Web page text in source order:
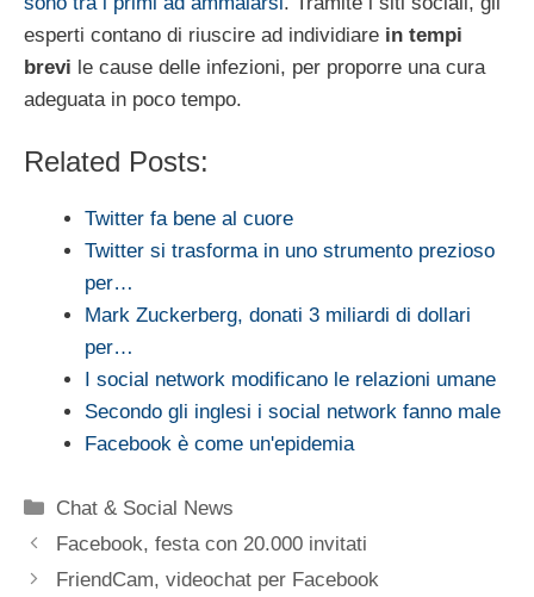
esperti contano di riuscire ad individiare in tempi
brevi le cause delle infezioni, per proporre una cura
adeguata in poco tempo.
Related Posts:
Twitter fa bene al cuore
Twitter si trasforma in uno strumento prezioso
per…
Mark Zuckerberg, donati 3 miliardi di dollari
per…
I social network modificano le relazioni umane
Secondo gli inglesi i social network fanno male
Facebook è come un'epidemia
Categorie
Chat & Social News
Facebook, festa con 20.000 invitati
FriendCam, videochat per Facebook